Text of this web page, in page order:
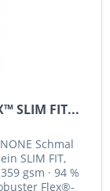
SLIM FIT...
Schmal
SLIM FIT,
gsm · 94 %
Flex®-